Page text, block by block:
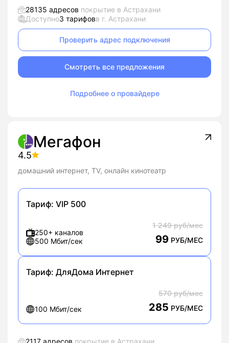
28135 адресов покрытие в Астрахани
Доступно3 тарифовв г. Астрахани
Проверить адрес подключения
Смотреть все предложения
Подробнее о провайдере
Мегафон
4.5
домашний интернет, TV, онлайн кинотеатр
Тариф: VIP 500
250+ каналов
500 Мбит/сек
1 249 руб/мес
99 РУБ/МЕС
Тариф: ДляДома Интернет
100 Мбит/сек
570 руб/мес
285 РУБ/МЕС
2117 адресов покрытие в Астрахани